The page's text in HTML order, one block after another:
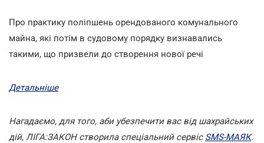
Про практику поліпшень орендованого комунального
майна, які потім в судовому порядку визнавались
такими, що призвели до створення нової речі
Детальніше
Нагадаємо, для того, аби убезпечити вас від шахрайських
дій, ЛІГА:ЗАКОН створила спеціальний сервіс SMS-МАЯК.